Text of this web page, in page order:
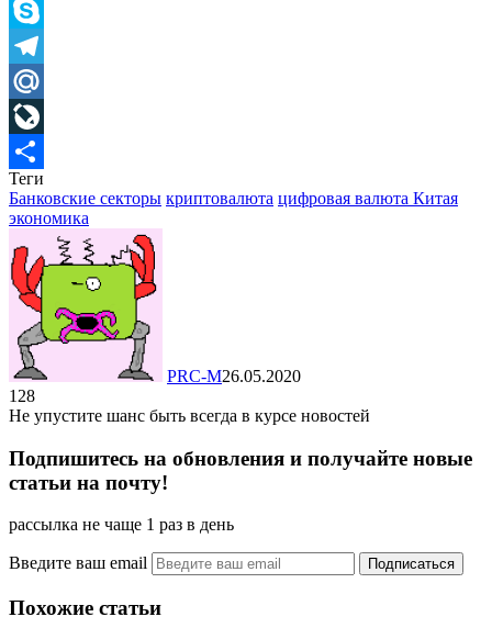
Viber
Skype
Telegram
Mail.Ru
LiveJournal
Отправить
Теги
Банковские секторы криптовалюта цифровая валюта Китая
экономика
PRC-M26.05.2020
128
Не упустите шанс быть всегда в курсе новостей
Подпишитесь на обновления и получайте новые
статьи на почту!
рассылка не чаще 1 раз в день
Введите ваш email
Похожие статьи